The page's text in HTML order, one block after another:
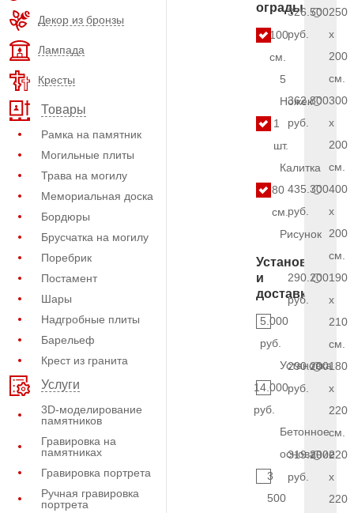
Декор из бронзы
Лампада
Кресты
Товары
Рамка на памятник
Могильные плиты
Трава на могилу
Мемориальная доска
Бордюры
Брусчатка на могилу
Поребрик
Постамент
Шары
Надгробные плиты
Барельеф
Крест из гранита
Услуги
3D-моделирование
памятников
Гравировка на
памятниках
Гравировка портрета
Ручная гравировка
портрета
ограды
100
см.
5
Ножек
1
шт.
Калитка
80
см.
Рисунок
Установка
и
доставка
5.000
руб.
Установка
14.000
руб.
Бетонное
основание
3
500
326.500
руб.
250
x
200
см.
362.800
руб.
300
x
200
см.
435.300
руб.
400
x
200
см.
290.200
руб.
190
x
210
см.
290.200
руб.
180
x
220
см.
319.200
руб.
220
x
220